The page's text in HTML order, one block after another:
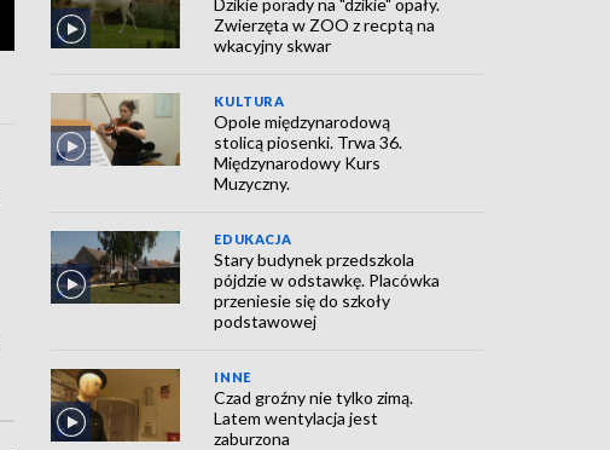
Zwierzęta w ZOO z recptą na
wkacyjny skwar
KULTURA
Opole międzynarodową
stolicą piosenki. Trwa 36.
Międzynarodowy Kurs
Muzyczny.
EDUKACJA
Stary budynek przedszkola
pójdzie w odstawkę. Placówka
przeniesie się do szkoły
podstawowej
INNE
Czad groźny nie tylko zimą.
Latem wentylacja jest
zaburzona